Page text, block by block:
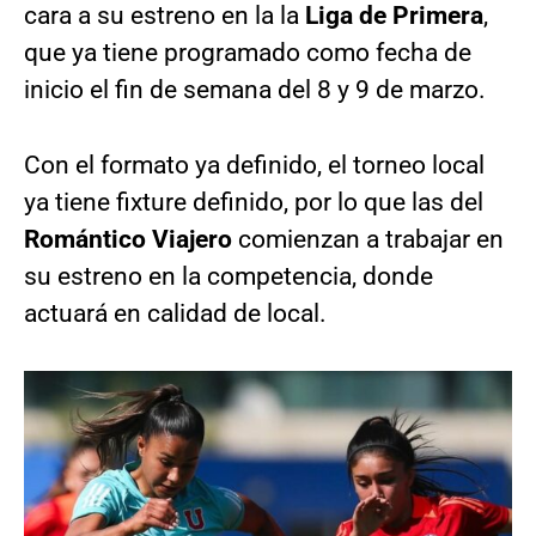
cara a su estreno en la la Liga de Primera,
que ya tiene programado como fecha de
inicio el fin de semana del 8 y 9 de marzo.
Con el formato ya definido, el torneo local
ya tiene fixture definido, por lo que las del
Romántico Viajero comienzan a trabajar en
su estreno en la competencia, donde
actuará en calidad de local.